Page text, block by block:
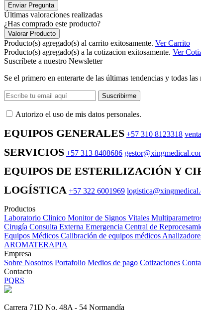
Enviar Pregunta
Últimas valoraciones realizadas
¿Has comprado este producto?
Valorar Producto
Producto(s) agregado(s) al carrito exitosamente. Ver Carrito
Producto(s) agregado(s) a la cotizacion exitosamente. Ver
Suscríbete a nuestro Newsletter
Se el primero en enterarte de las últimas tendencias y todas
Suscribirme
Autorizo ​​el uso de mis datos personales.
EQUIPOS GENERALES +57 310 8123318
SERVICIOS +57 313 8408686
EQUIPOS DE ESTERILIZACIÓN Y
LOGÍSTICA +57 322 6001969
Productos
Laboratorio Clinico Monitor de Signos Vitales
Cirugía Consulta Externa Emergencia Central de
Equipos Médicos Calibración de equipos médicos
AROMATERAPIA
Empresa
Sobre Nosotros Portafolio Medios de pago Cotizaciones
Contacto
PQRS
Carrera 71D No. 48A - 54 Normandía